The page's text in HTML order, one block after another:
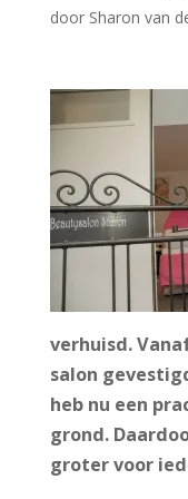
door Sharon van
verhuisd.
salon
heb nu een
grond.
groter voor